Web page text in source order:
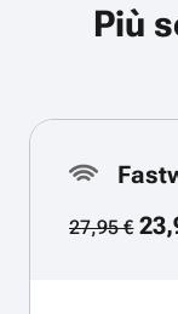
Più
27,95 €